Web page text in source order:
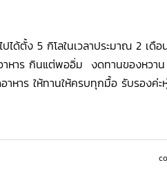
ได้ตั้ง 5 กิโลในเวลาประมาณ 2 เดือ
าหาร กินแต่พออิ่ม งดทานของหวา
าหาร ให้ทานให้ครบทุกมื้อ รับรองค่ะ